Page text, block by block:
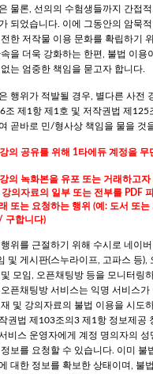
입
문/배송
- "국가유산위원회 규정" 강의
기출풀이 신규 업로드 및
한국건축 용어사전 보충강의 업
국건축사 강의 변경 관련 안내
용어사전_구판차례에_개정판
고 감사 제도 안내
물론, 선의의 수험생들까지 간접
되었습니다. 이에 그동안의 암묵
한 저작물 이용 문화를 확립하기
을 더욱 강화하는 한편,
불법 이용
는 엄중한 책임을 묻고자 합니다.
행위가 적발될 경우, 별다른 사전
조 제1항 제1호 및 저작권법 제125
곧바로 민/형사상 책임을 물을 것
의 공유를 위해 1타에듀 계정을 무
의 녹화본을 유포 또는 거래하고자
의자료의 일부 또는 전부를 PDF
또는 요청하는 행위 (예: 도서 또는
구합니다)
위를 근절하기 위해 수시로 네이
및 게시판(스누라이프, 고파스 등),
모임, 오픈채팅방 등을 모니터링
픈채팅방 서비스는 익명 서비스가
및 강의자료의 불법 이용을 시도
권법 제103조의3 제1항 정보제공
비스 운영자에게 계정 명의자의 성
보를 요청할 수 있습니다. 이미 불
대한 정보를 확보한 상태이며, 불